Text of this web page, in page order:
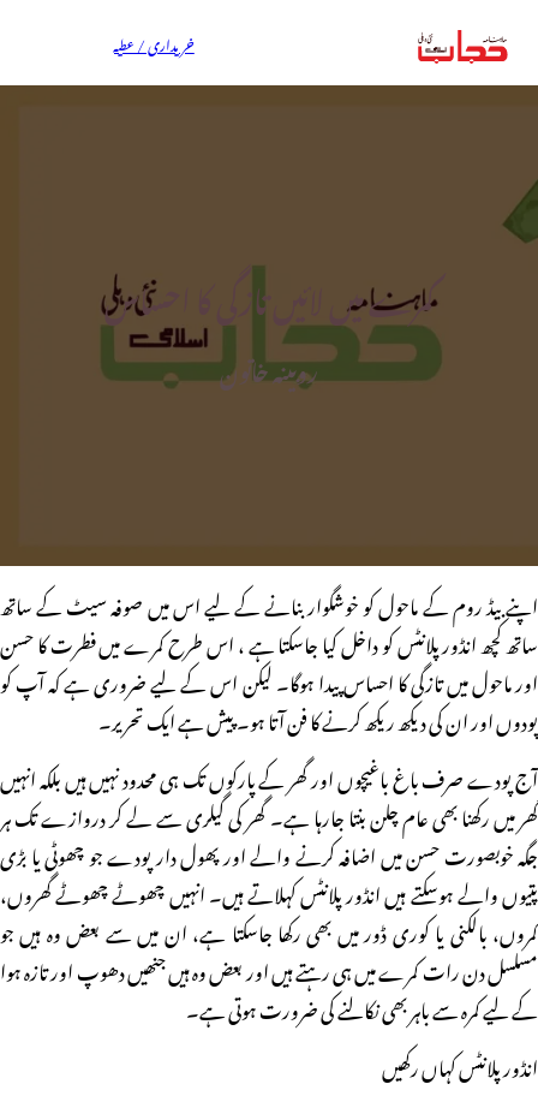
خریداری / عطیہ
کمرے میں لائیں تازگی کا احساس
روبینہ خاتون
اپنے بیڈ روم کے ماحول کو خوشگوار بنانے کے لیے اس میں صوفہ سیٹ کے ساتھ
ساتھ کچھ انڈور پلانٹس کو داخل کیا جاسکتا ہے ، اس طرح کمرے میں فطرت کا حسن
اور ماحول میں تازگی کا احساس پیدا ہوگا۔ لیکن اس کے لیے ضروری ہے کہ آپ کو
پودوں اور ان کی دیکھ ریکھ کرنے کا فن آتا ہو۔ پیش ہے ایک تحریر۔
آج پودے صرف باغ باغیچوں اور گھر کے پارکوں تک ہی محدود نہیں ہیں بلکہ انہیں
گھر میں رکھنا بھی عام چلن بنتا جارہا ہے۔ گھر کی گیلری سے لے کر دروازے تک ہر
جگہ خوبصورت حسن میں اضافہ کرنے والے اور پھول دار پودے جو چھوٹی یا بڑی
پتیوں والے ہوسکتے ہیں انڈور پلانٹس کہلاتے ہیں۔ انہیں چھوٹے چھوٹے گھروں،
کمروں، بالکنی یا کوری ڈور میں بھی رکھا جاسکتا ہے، ان میں سے بعض وہ ہیں جو
مسلسل دن رات کمرے میں ہی رہتے ہیں اور بعض وہ ہیں جنھیں دھوپ اور تازہ ہوا
کے لیے کمرہ سے باہر بھی نکالنے کی ضرورت ہوتی ہے۔
انڈور پلانٹس کہاں رکھیں